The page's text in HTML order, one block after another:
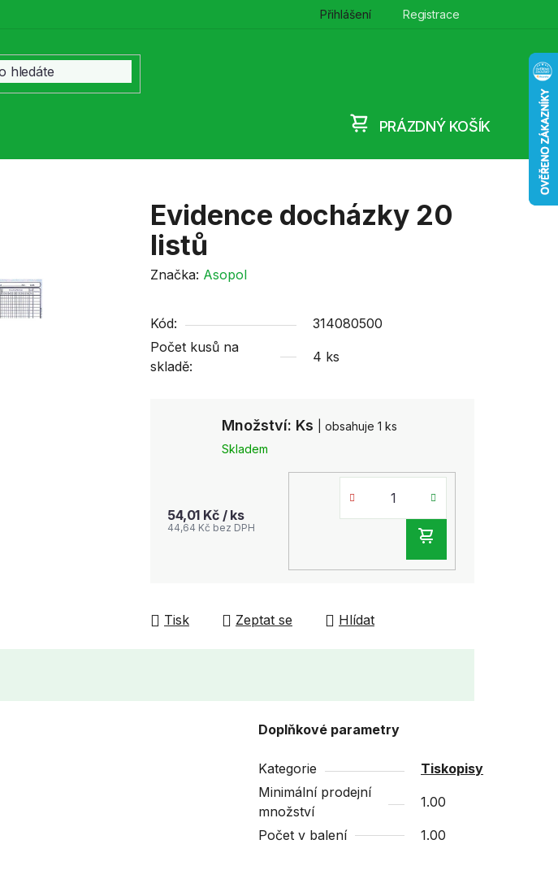
Přihlášení Registrace
PRÁZDNÝ KOŠÍK
Evidence docházky 20
listů
Značka: Asopol
Množství: Ks
| obsahuje 1 ks
Skladem
54,01 Kč / ks
44,64 Kč bez DPH
KOŠÍKU
Kód:
314080500
Počet kusů na
skladě:
4 ks
Tisk Zeptat se Hlídat
Doplňkové parametry
Kategorie
Tiskopisy
Minimální prodejní
množství
1.00
Počet v balení 1.00